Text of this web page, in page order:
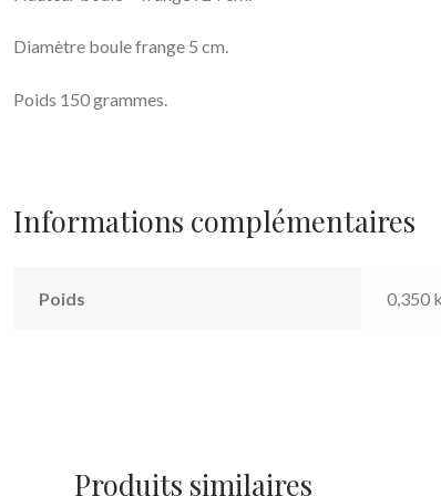
Diamètre boule frange 5 cm.
Poids 150 grammes.
Informations complémentaires
Poids 0,350
Produits similaires